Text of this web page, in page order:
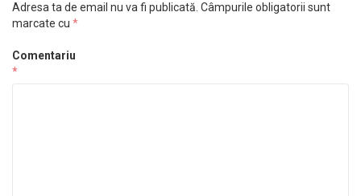
Adresa ta de email nu va fi publicată. Câmpurile obligatorii sunt
marcate cu *
Comentariu
*